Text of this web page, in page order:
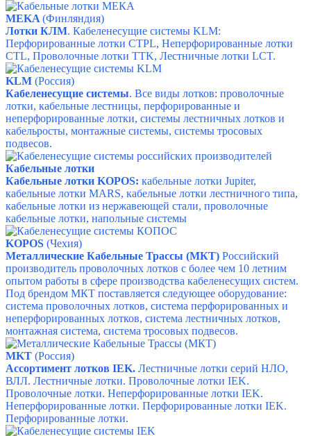
MEKA (Финляндия)
Лотки КЛМ. Кабеленесущие системы KLM:
Перфорированные лотки CTPL, Неперфорированные лотки
CTL, Проволочные лотки TTK, Лестничные лотки LCT.
KLM (Россия)
Кабеленесущие системы. Все виды лотков: проволочные
лотки, кабельные лестницы, перфорированные и
неперфорированные лотки, системы лестничных лотков и
кабельросты, монтажные системы, системы тросовых
подвесов.
Кабельные лотки
Кабельные лотки KOPOS: кабельные лотки Jupiter,
кабельные лотки MARS, кабельные лотки лестничного типа,
кабельные лотки из нержавеющей стали, проволочные
кабельные лотки, напольные системы
KOPOS (Чехия)
Металлические Кабельные Трассы (МКТ) Российский
производитель проволочных лотков с более чем 10 летним
опытом работы в сфере производства кабеленесущих систем.
Под брендом МКТ поставляется следующее оборудование:
система проволочных лотков, система перфорированных и
неперфорированных лотков, система лестничных лотков,
монтажная система, система тросовых подвесов.
MKT (Россия)
Ассортимент лотков IEK. Лестничные лотки серий НЛО,
ВЛЛ. Лестничные лотки. Проволочные лотки IEK.
Проволочные лотки. Неперфорированные лотки IEK.
Неперфорированные лотки. Перфорированные лотки IEK.
Перфорированные лотки.